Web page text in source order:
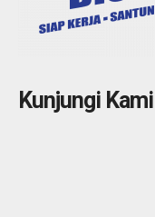
Kunjungi Kami